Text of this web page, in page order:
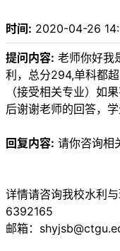
时间: 2020-04-26
提问内容: 老师你好我
利，总分294,单科都
（接受相关专业）如
后谢谢老师的回答，学
回复内容: 请你咨询相
详情请咨询我校水利
6392165
邮箱：